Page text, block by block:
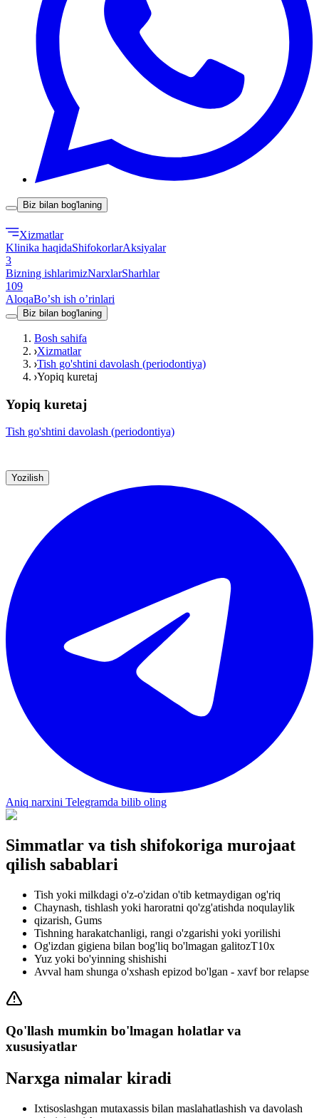
Biz bilan bog'laning
Xizmatlar
Klinika haqidaShifokorlarAksiyalar
3
Bizning ishlarimizNarxlarSharhlar
109
AloqaBoʼsh ish oʼrinlari
Biz bilan bog'laning
Bosh sahifa
Xizmatlar
Tish go'shtini davolash (periodontiya)
Yopiq kuretaj
Yopiq kuretaj
Tish go'shtini davolash (periodontiya)
Yozilish
Aniq narxini Telegramda bilib oling
Simmatlar va tish shifokoriga murojaat
qilish sabablari
Tish yoki milkdagi o'z-o'zidan o'tib ketmaydigan og'riq
Chaynash, tishlash yoki haroratni qo'zg'atishda noqulaylik
qizarish, Gums
Tishning harakatchanligi, rangi o'zgarishi yoki yorilishi
Og'izdan gigiena bilan bog'liq bo'lmagan galitozT10x
Yuz yoki bo'yinning shishishi
Avval ham shunga o'xshash epizod bo'lgan - xavf bor relapse
Qo'llash mumkin bo'lmagan holatlar va
xususiyatlar
Narxga nimalar kiradi
Ixtisoslashgan mutaxassis bilan maslahatlashish va davolash